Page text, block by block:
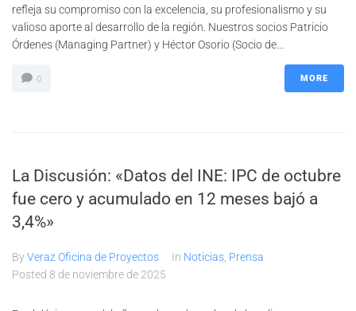
refleja su compromiso con la excelencia, su profesionalismo y su
valioso aporte al desarrollo de la región. Nuestros socios Patricio
Órdenes (Managing Partner) y Héctor Osorio (Socio de...
0 MORE
La Discusión: «Datos del INE: IPC de octubre
fue cero y acumulado en 12 meses bajó a
3,4%»
ByVeraz Oficina de Proyectos In Noticias, Prensa
Posted 8 de noviembre de 2025